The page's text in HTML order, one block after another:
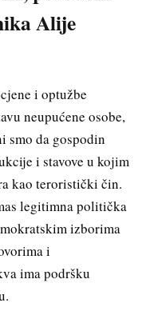
Alije
i optužbe
neupućene osobe,
smo da gospodin
i stavove u kojim
kao teroristički čin.
legitimna politička
izborima
i
ima podršku